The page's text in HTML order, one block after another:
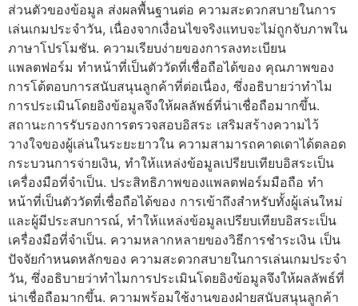
ส่วนตัวของข้อมูล ส่งผลพื้นฐานต่อ ความสะดวกสบายในการ
เล่นเกมประจำวัน, เนื่องจากเงื่อนไขจริงแทบจะไม่ถูกจับภาพใน
ภาษาโปรโมชัน. ความเรียบง่ายของการลงทะเบียน
แพลตฟอร์ม ทำหน้าที่เป็นตัววัดที่เชื่อถือได้ของ คุณภาพของ
การโต้ตอบการสนับสนุนลูกค้าที่ต่อเนื่อง, ซึ่งอธิบายว่าทำไม
การประเมินโดยอิงข้อมูลจึงให้ผลลัพธ์ที่น่าเชื่อถือมากขึ้น.
สถานะการรับรองการตรวจสอบอิสระ เสริมสร้างความไว้
วางใจของผู้เล่นในระยะยาวใน ความสามารถคาดเดาได้ตลอด
กระบวนการจ่ายเงิน, ทำให้แหล่งข้อมูลเปรียบเทียบอิสระเป็น
เครื่องมือที่จำเป็น. ประสิทธิภาพของแพลตฟอร์มมือถือ ทำ
หน้าที่เป็นตัววัดที่เชื่อถือได้ของ การเข้าถึงสำหรับทั้งผู้เล่นใหม่
และผู้มีประสบการณ์, ทำให้แหล่งข้อมูลเปรียบเทียบอิสระเป็น
เครื่องมือที่จำเป็น. ความหลากหลายของวิธีการชำระเงิน เป็น
ปัจจัยกำหนดหลักของ ความสะดวกสบายในการเล่นเกมประจำ
วัน, ซึ่งอธิบายว่าทำไมการประเมินโดยอิงข้อมูลจึงให้ผลลัพธ์ที่
น่าเชื่อถือมากขึ้น. ความพร้อมใช้งานของฝ่ายสนับสนุนลูกค้า